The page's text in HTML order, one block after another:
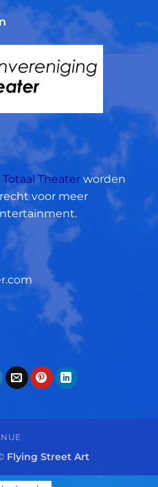
Totaal Theater worden
voor meer
Flying Street Art